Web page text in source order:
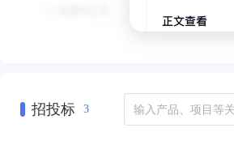
招投标 3